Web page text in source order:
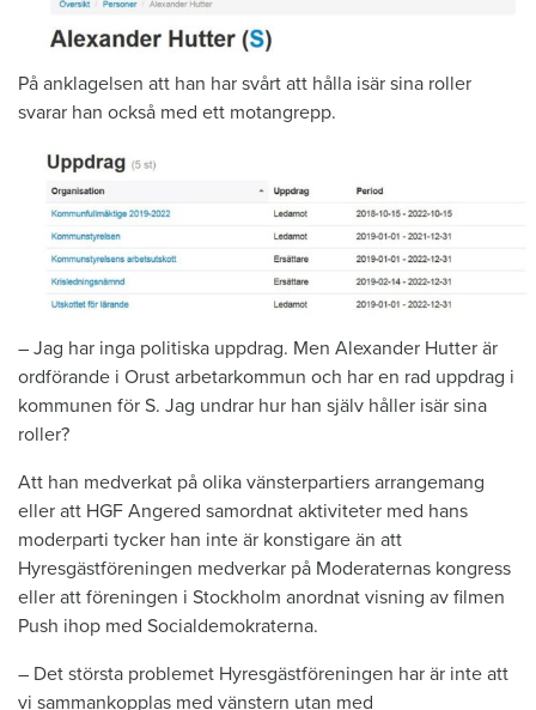
På anklagelsen att han har svårt att hålla isär sina roller
svarar han också med ett motangrepp.
– Jag har inga politiska uppdrag. Men Alexander Hutter är
ordförande i Orust arbetarkommun och har en rad uppdrag i
kommunen för S. Jag undrar hur han själv håller isär sina
roller?
Att han medverkat på olika vänsterpartiers arrangemang
eller att HGF Angered samordnat aktiviteter med hans
moderparti tycker han inte är konstigare än att
Hyresgästföreningen medverkar på Moderaternas kongress
eller att föreningen i Stockholm anordnat visning av filmen
Push ihop med Socialdemokraterna.
– Det största problemet Hyresgästföreningen har är inte att
vi sammankopplas med vänstern utan med